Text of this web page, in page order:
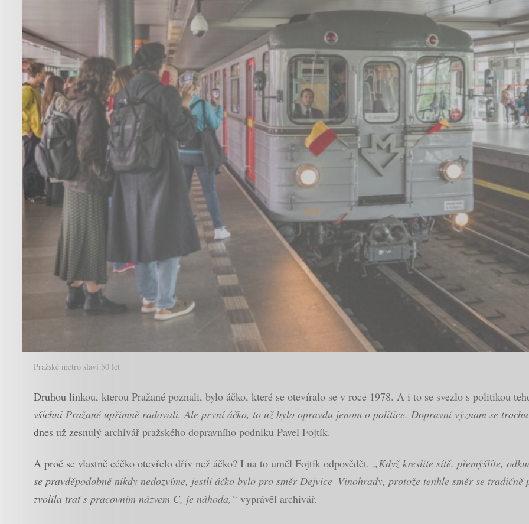
Pražské metro slaví 50 let
Druhou linkou, kterou Pražané poznali, bylo áčko, které se otevíralo se v roce 1978. A i to se svezlo s politikou
všichni Pražané upřímně radovali. Ale první áčko, to už bylo opravdu jenom o politice. Dopravní význam se
dnes už zesnulý archivář pražského dopravního podniku Pavel Fojtík.
A proč se vlastně céčko otevřelo dřív než áčko? I na to uměl Fojtík odpovědět. „Když kreslíte sítě, přemýšlíte,
se pravděpodobně nikdy nedozvíme, jestli áčko bylo pro směr Dejvice–Vinohrady, protože tenhle směr se tradičně
zvolila trať s pracovním názvem C, je náhoda,“ vyprávěl archivář.